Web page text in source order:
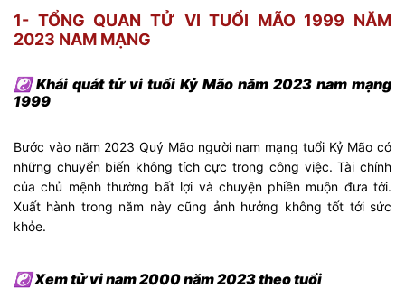
1- TỔNG QUAN TỬ VI TUỔI MÃO 1999 NĂM
2023 NAM MẠNG
☯ Khái quát tử vi tuổi Kỷ Mão năm 2023 nam mạng
1999
Bước vào năm 2023 Quý Mão người nam mạng tuổi Kỷ Mão có
những chuyển biến không tích cực trong công việc. Tài chính
của chủ mệnh thường bất lợi và chuyện phiền muộn đưa tới.
Xuất hành trong năm này cũng ảnh hưởng không tốt tới sức
khỏe.
☯ Xem tử vi nam 2000 năm 2023 theo tuổi